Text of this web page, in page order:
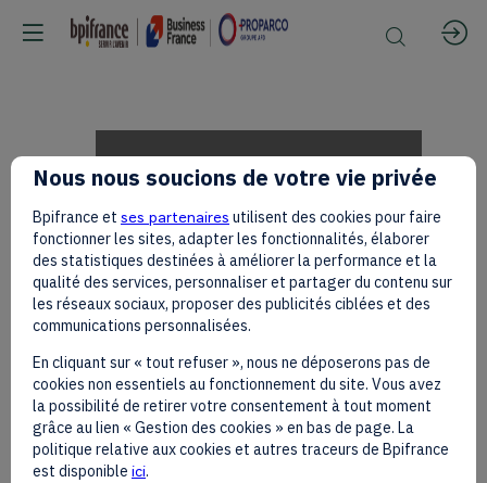
Gbenga
Oyebode,
ALN
Nigeria
Nous nous soucions de votre vie privée
Bpifrance et ses partenaires utilisent des cookies pour faire
fonctionner les sites, adapter les fonctionnalités, élaborer
des statistiques destinées à améliorer la performance et la
qualité des services, personnaliser et partager du contenu sur
les réseaux sociaux, proposer des publicités ciblées et des
communications personnalisées.
En cliquant sur « tout refuser », nous ne déposerons pas de
cookies non essentiels au fonctionnement du site. Vous avez
la possibilité de retirer votre consentement à tout moment
grâce au lien « Gestion des cookies » en bas de page. La
politique relative aux cookies et autres traceurs de Bpifrance
est disponible ici.